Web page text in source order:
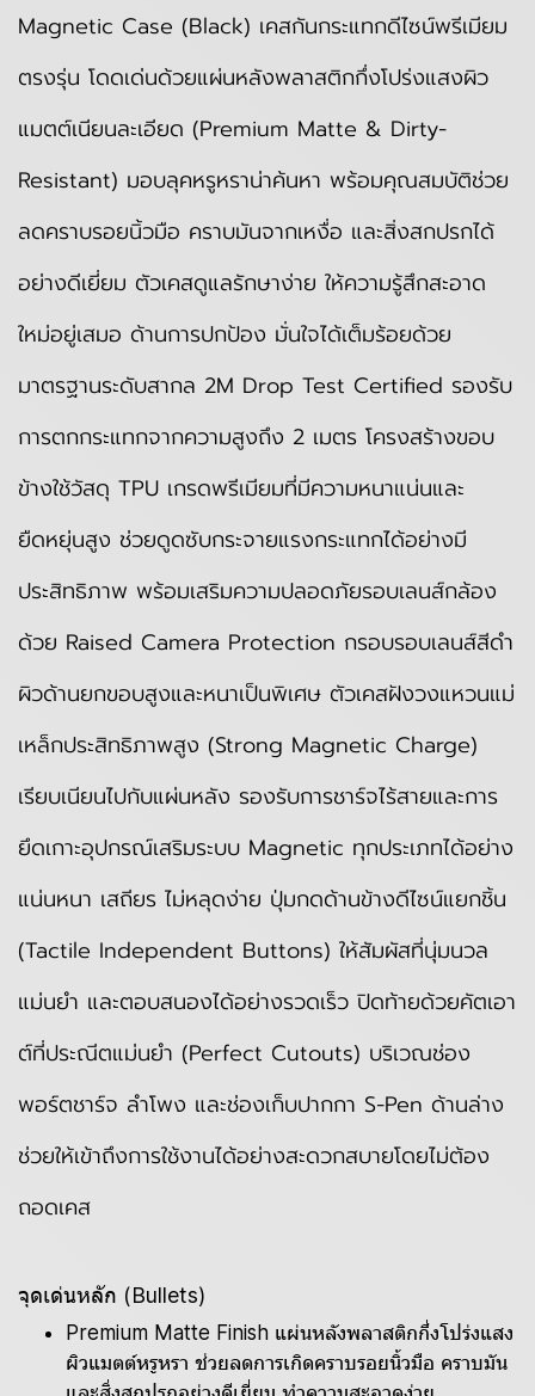
Magnetic Case (Black) เคสกันกระแทกดีไซน์พรีเมียม
ตรงรุ่น โดดเด่นด้วยแผ่นหลังพลาสติกกึ่งโปร่งแสงผิว
แมตต์เนียนละเอียด (Premium Matte & Dirty-
Resistant) มอบลุคหรูหราน่าค้นหา พร้อมคุณสมบัติช่วย
ลดคราบรอยนิ้วมือ คราบมันจากเหงื่อ และสิ่งสกปรกได้
อย่างดีเยี่ยม ตัวเคสดูแลรักษาง่าย ให้ความรู้สึกสะอาด
ใหม่อยู่เสมอ ด้านการปกป้อง มั่นใจได้เต็มร้อยด้วย
มาตรฐานระดับสากล 2M Drop Test Certified รองรับ
การตกกระแทกจากความสูงถึง 2 เมตร โครงสร้างขอบ
ข้างใช้วัสดุ TPU เกรดพรีเมียมที่มีความหนาแน่นและ
ยืดหยุ่นสูง ช่วยดูดซับกระจายแรงกระแทกได้อย่างมี
ประสิทธิภาพ พร้อมเสริมความปลอดภัยรอบเลนส์กล้อง
ด้วย Raised Camera Protection กรอบรอบเลนส์สีดำ
ผิวด้านยกขอบสูงและหนาเป็นพิเศษ ตัวเคสฝังวงแหวนแม่
เหล็กประสิทธิภาพสูง (Strong Magnetic Charge)
เรียบเนียนไปกับแผ่นหลัง รองรับการชาร์จไร้สายและการ
ยึดเกาะอุปกรณ์เสริมระบบ Magnetic ทุกประเภทได้อย่าง
แน่นหนา เสถียร ไม่หลุดง่าย ปุ่มกดด้านข้างดีไซน์แยกชิ้น
(Tactile Independent Buttons) ให้สัมผัสที่นุ่มนวล
แม่นยำ และตอบสนองได้อย่างรวดเร็ว ปิดท้ายด้วยคัตเอา
ต์ที่ประณีตแม่นยำ (Perfect Cutouts) บริเวณช่อง
พอร์ตชาร์จ ลำโพง และช่องเก็บปากกา S-Pen ด้านล่าง
ช่วยให้เข้าถึงการใช้งานได้อย่างสะดวกสบายโดยไม่ต้อง
ถอดเคส
จุดเด่นหลัก (Bullets)
Premium Matte Finish แผ่นหลังพลาสติกกึ่งโปร่งแสง
ผิวแมตต์หรูหรา ช่วยลดการเกิดคราบรอยนิ้วมือ คราบมัน